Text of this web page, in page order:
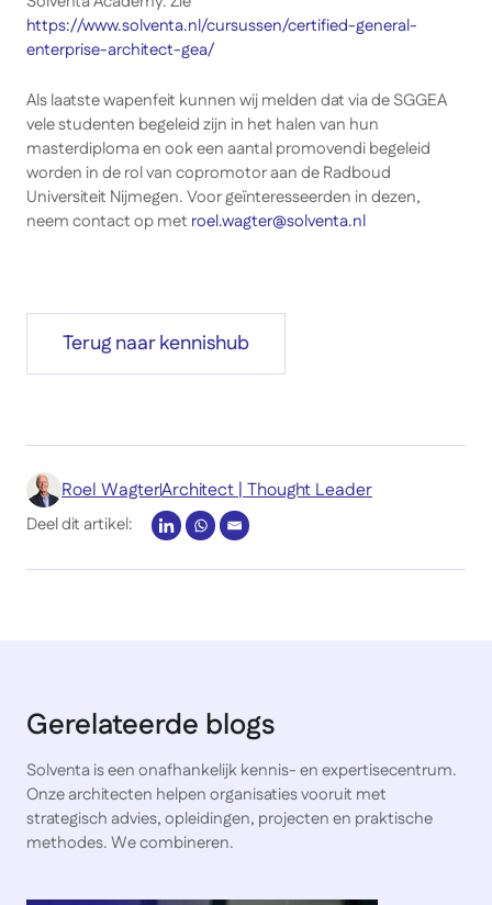
https://www.solventa.nl/cursussen/certified-general-
enterprise-architect-gea/
Als laatste wapenfeit kunnen wij melden dat via de SGGEA
vele studenten begeleid zijn in het halen van hun
masterdiploma en ook een aantal promovendi begeleid
worden in de rol van copromotor aan de Radboud
Universiteit Nijmegen. Voor geïnteresseerden in dezen,
neem contact op met roel.wagter@solventa.nl
Terug naar kennishub
Roel WagterArchitect | Thought Leader
Deel dit artikel:
Gerelateerde blogs
Solventa is een onafhankelijk kennis- en expertisecentrum.
Onze architecten helpen organisaties vooruit met
strategisch advies, opleidingen, projecten en praktische
methodes. We combineren.